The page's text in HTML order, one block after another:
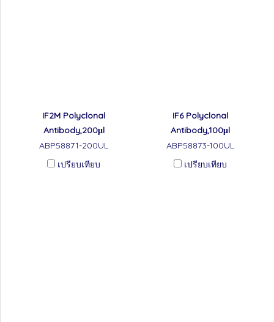
IF2M Polyclonal
Antibody,200μl
ABP58871-200UL
เปรียบเทียบ
IF6 Polyclonal
Antibody,100μl
ABP58873-100UL
เปรียบเทียบ